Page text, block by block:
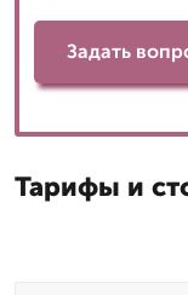
Задать
Тарифы и